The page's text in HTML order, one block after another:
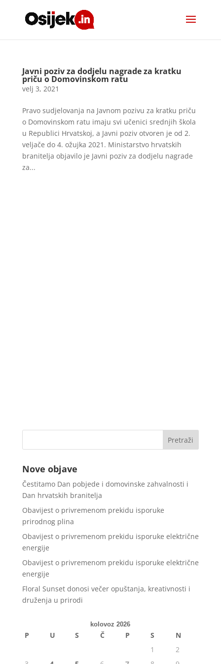
Javni poziv za dodjelu nagrade za kratku
priču o Domovinskom ratu
velj 3, 2021
Pravo sudjelovanja na Javnom pozivu za kratku priču
o Domovinskom ratu imaju svi učenici srednjih škola
u Republici Hrvatskoj, a Javni poziv otvoren je od 2.
veljače do 4. ožujka 2021. Ministarstvo hrvatskih
branitelja objavilo je Javni poziv za dodjelu nagrade
za...
Nove objave
Čestitamo Dan pobjede i domovinske zahvalnosti i
Dan hrvatskih branitelja
Obavijest o privremenom prekidu isporuke
prirodnog plina
Obavijest o privremenom prekidu isporuke električne
energije
Obavijest o privremenom prekidu isporuke električne
energije
Floral Sunset donosi večer opuštanja, kreativnosti i
druženja u prirodi
kolovoz 2026
P U S Č P S
N
1
2